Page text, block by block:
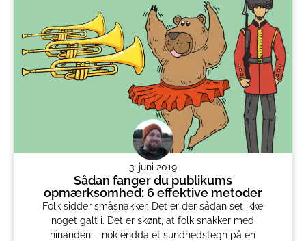
3. juni 2019
Sådan fanger du publikums
opmærksomhed: 6 effektive metoder
Folk sidder småsnakker. Det er der sådan set ikke
noget galt i. Det er skønt, at folk snakker med
hinanden – nok endda et sundhedstegn på en